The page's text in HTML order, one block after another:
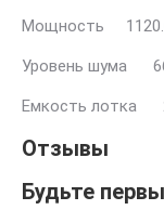
Мощность
Уровень шума
Емкость лотка
Отзывы
Будьте